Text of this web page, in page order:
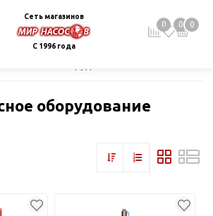
Сеть магазинов
С 1996 года
0 0 0
оборудование